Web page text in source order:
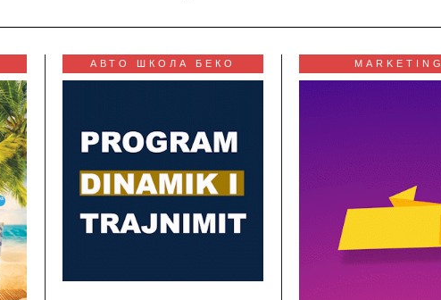
АВТО ШКОЛА БЕКО MARKETING